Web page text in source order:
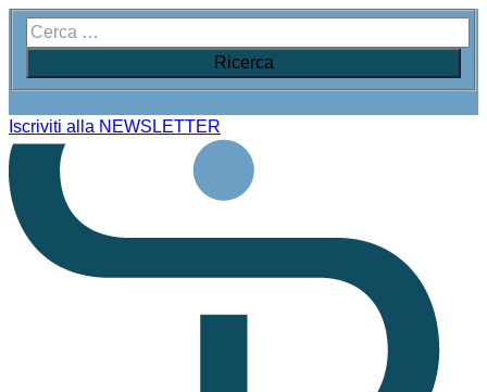
Iscriviti alla NEWSLETTER